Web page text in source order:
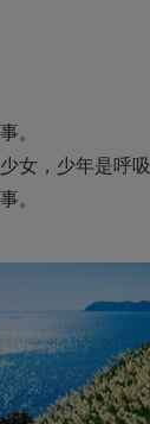
。
女，少年是呼
。